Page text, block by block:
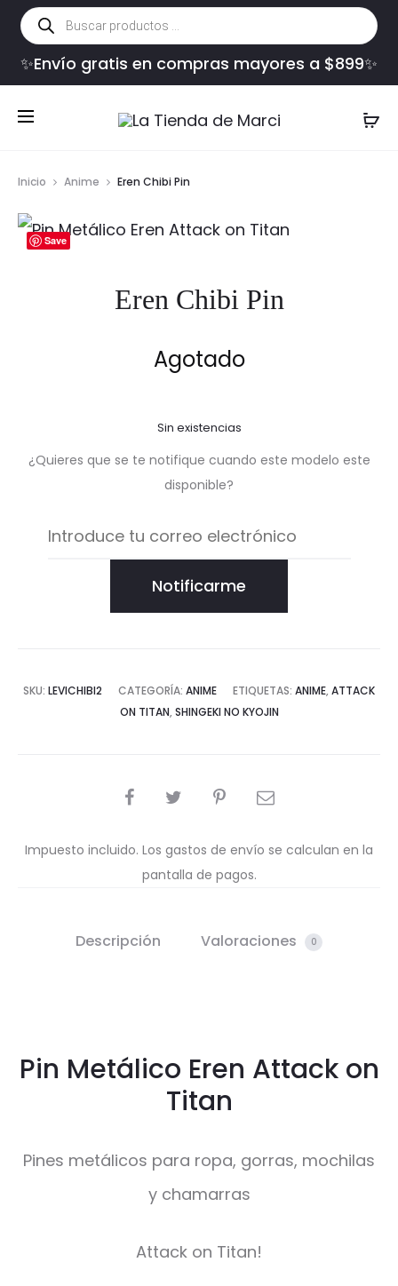
Búsqueda
de
productos
✨Envío gratis en compras mayores a $899✨
Inicio Anime Eren Chibi Pin
Save
Eren Chibi Pin
Agotado
Sin existencias
¿Quieres que se te notifique cuando este modelo este
disponible?
Notificarme
SKU: LEVICHIBI2 CATEGORÍA: ANIME ETIQUETAS: ANIME, ATTACK
ON TITAN, SHINGEKI NO KYOJIN
COMPARTIR
Impuesto incluido. Los gastos de envío se calculan en la
pantalla de pagos.
Descripción Valoraciones 0
Pin Metálico Eren Attack on
Titan
Pines metálicos para ropa, gorras, mochilas
y chamarras
Attack on Titan!